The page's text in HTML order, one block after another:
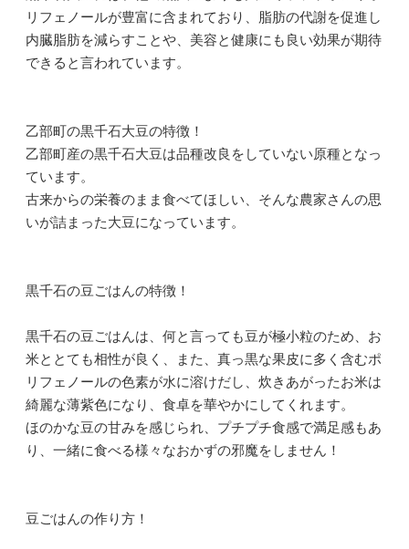
リフェノールが豊富に含まれており、脂肪の代謝を促進し
内臓脂肪を減らすことや、美容と健康にも良い効果が期待
できると言われています。
乙部町の黒千石大豆の特徴！
乙部町産の黒千石大豆は品種改良をしていない原種となっ
ています。
古来からの栄養のまま食べてほしい、そんな農家さんの思
いが詰まった大豆になっています。
黒千石の豆ごはんの特徴！
黒千石の豆ごはんは、何と言っても豆が極小粒のため、お
米ととても相性が良く、また、真っ黒な果皮に多く含むポ
リフェノールの色素が水に溶けだし、炊きあがったお米は
綺麗な薄紫色になり、食卓を華やかにしてくれます。
ほのかな豆の甘みを感じられ、プチプチ食感で満足感もあ
り、一緒に食べる様々なおかずの邪魔をしません！
豆ごはんの作り方！